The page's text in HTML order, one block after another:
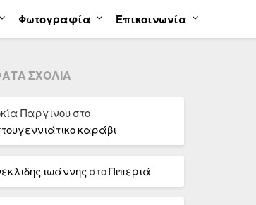
Φωτογραφία Επικοινωνία
ΣΧΌΛΙΑ
Παργινουστο
καράβι
ιωάννης στοΠιπεριά